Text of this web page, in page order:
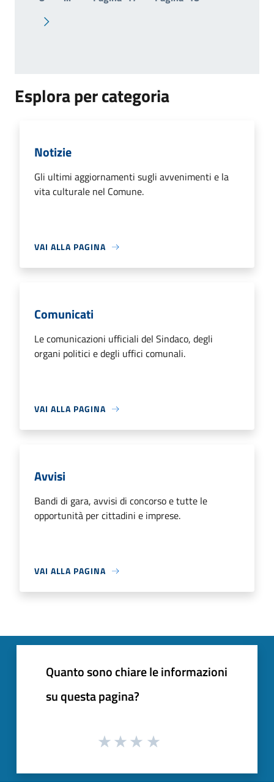
Pagina successiva
Esplora per categoria
Notizie
Gli ultimi aggiornamenti sugli avvenimenti e la
vita culturale nel Comune.
VAI ALLA PAGINA
Comunicati
Le comunicazioni ufficiali del Sindaco, degli
organi politici e degli uffici comunali.
VAI ALLA PAGINA
Avvisi
Bandi di gara, avvisi di concorso e tutte le
opportunità per cittadini e imprese.
VAI ALLA PAGINA
Quanto sono chiare le informazioni
su questa pagina?